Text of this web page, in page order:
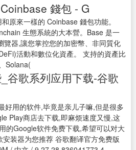
錢包 - G
原來一樣的 Coinbase 錢包功能。
生態系統的大本營。Base 是一
覽器,讓您掌控您的加密幣、非同質化
活動和數位化資產。 支持的資產比
Solana(
谷歌系列应用下载-谷歌
好用的软件,毕竟是亲儿子嘛,但是很多
Play商店去下载,即麻烦速度又慢,这
的Google软件免费下载,希望可以对大
装器为您推荐 谷歌翻译官方免费版